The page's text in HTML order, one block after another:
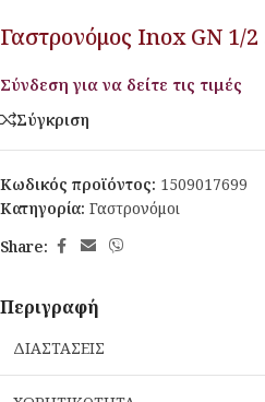
Γαστρονόμος Inox GN 1/
Σύνδεση για να δείτε τις τιμές
Σύγκριση
Κωδικός προϊόντος: 1509017699
Κατηγορία: Γαστρονόμοι
Share:
Περιγραφή
ΔΙΑΣΤΑΣΕΙΣ